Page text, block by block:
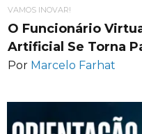
VAMOS INOVAR!
O Funcionário
Artificial Se Torna
Por Marcelo Farhat